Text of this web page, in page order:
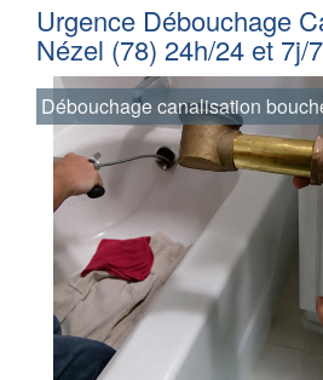
Urgence Débouchage
Nézel (78) 24h/24 et 7j/7
Débouchage canalisation